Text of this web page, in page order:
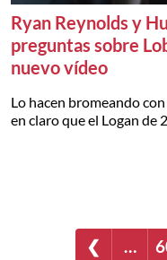
Ryan Reynolds y
preguntas sobre
nuevo vídeo
Lo hacen bromeando
en claro que el Logan de
❮ …